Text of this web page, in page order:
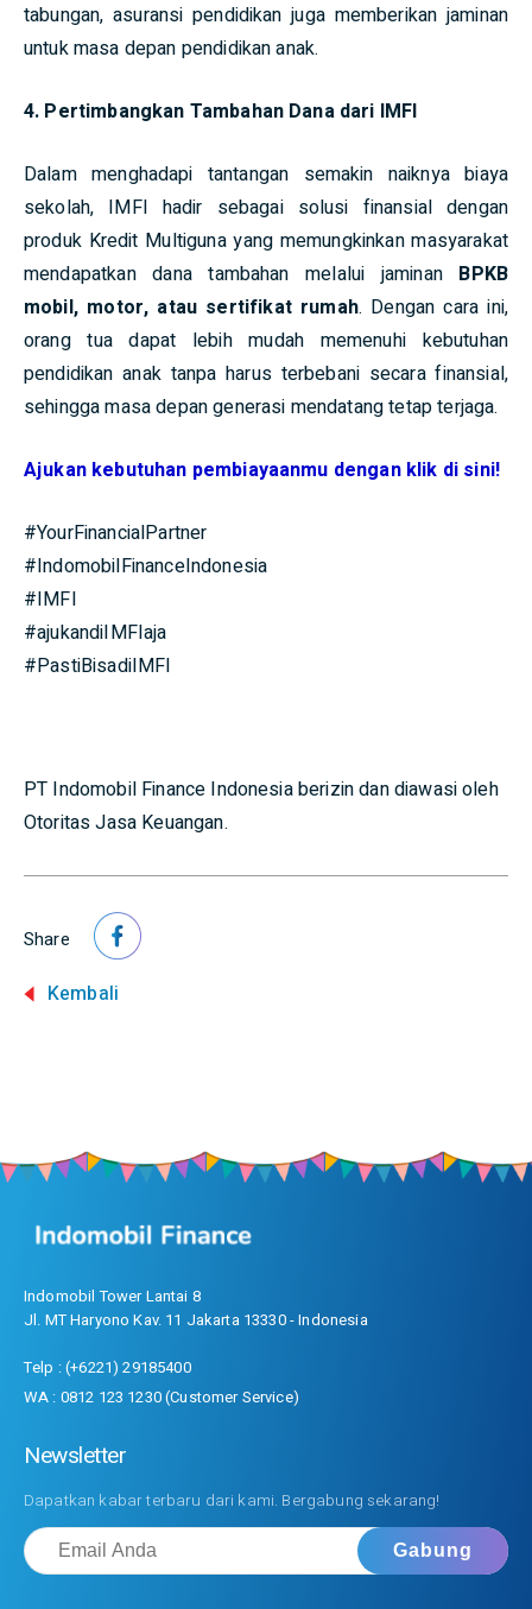
tabungan, asuransi pendidikan juga memberikan jaminan
untuk masa depan pendidikan anak.
4. Pertimbangkan Tambahan Dana dari IMFI
Dalam menghadapi tantangan semakin naiknya biaya
sekolah, IMFI hadir sebagai solusi finansial dengan
produk Kredit Multiguna yang memungkinkan masyarakat
mendapatkan dana tambahan melalui jaminan BPKB
mobil, motor, atau sertifikat rumah. Dengan cara ini,
orang tua dapat lebih mudah memenuhi kebutuhan
pendidikan anak tanpa harus terbebani secara finansial,
sehingga masa depan generasi mendatang tetap terjaga.
Ajukan kebutuhan pembiayaanmu dengan klik di sini!
#YourFinancialPartner
#IndomobilFinanceIndonesia
#IMFI
#ajukandiIMFIaja
#PastiBisadiIMFI
PT Indomobil Finance Indonesia berizin dan diawasi oleh
Otoritas Jasa Keuangan.
Share
Kembali
Indomobil Tower Lantai 8
Jl. MT Haryono Kav. 11 Jakarta 13330 - Indonesia
Telp : (+6221) 29185400
WA : 0812 123 1230 (Customer Service)
Newsletter
Dapatkan kabar terbaru dari kami. Bergabung sekarang!